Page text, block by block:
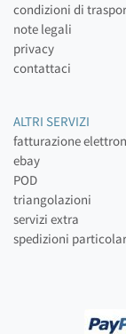
condizioni di
note legali
privacy
contattaci
ALTRI SERVIZI
fatturazione
ebay
POD
triangolazioni
servizi extra
spedizioni